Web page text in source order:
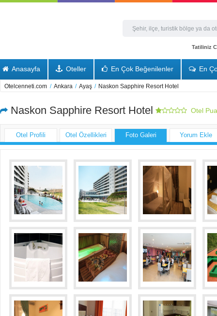
Tatiliniz
Anasayfa Oteller En Çok Beğenilenler En
Otelcenneti.com / Ankara / Ayaş / Naskon Sapphire Resort Hotel
Naskon Sapphire Resort Hotel Otel
Otel Profili Otel Özellikleri Foto Galeri Yorum Ekle